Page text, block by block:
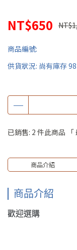
NT$650
商品編號:
供貨狀況: 尚有庫存 98
已銷售: 2 件此商品 「
商品介紹
商品介紹
歡迎選購